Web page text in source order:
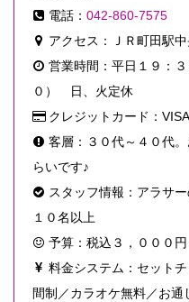
電話： 042-860-7575
アクセス：ＪＲ町田駅
営業時間：平日１９：
０） 日、火定休
クレジットカード：
客層：３０代～４０代
らいです♪
スタッフ情報：アラサ
１０名以上
予算：税込３，０００円
料金システム：セット
間制／カラオケ無料／お通